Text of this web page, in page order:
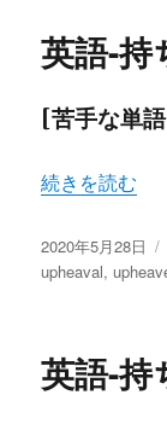
英語-
[苦手な単
“英語-持ち上
続きを読む
投
稿
2020年5月28日
upheaval,
英語-